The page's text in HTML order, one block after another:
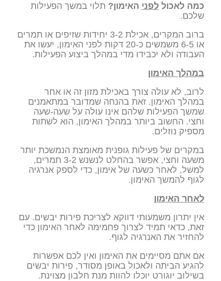
כמה לאכוללפני האימון? תלוי במשך הפעילות
שלכם.
ברוב המקרים, אכילת 3-2 יחידות שזיפים או תמרים
או 6-5 משמשים כ-20 דקות לפני האימון, יעשו את
העבודה ולא יכבידו מדי במהלך ביצוע הפעילות.
במהלך האימון
לרוב, לא עולה צורך באכילת מזון זה או אחר
במהלך האימון. זאת בהנחה שמדובר במתאמנים
שמשך הפעילות שלהם אינו עולה על שעה-שעה
וחצי. החשוב ביותר במהלך האימון, הוא לשתות
מספיק נוזלים.
במקרים של פעילות גופנית מאומצת הנמשכת יותר
משעה וחצי, אפשר בהחלט לנשנש 3-2 תמרים,
למשל, לאחר כשעה של אימון, כדי לספק אנרגיה
לגוף להמשך האימון.
לאחר האימון
אין יתרון משמעותי דווקא לצריכת פירות יבשים. עם
זאת, כדאי תמיד לצרוך פחמימה לאחר האימון כדי
להחזיר את האנרגיה לגוף.
אם אתם מסיימים את האימון ואין לכם אפשרות
להגיע הביתה ולאכול באופן מסודר, פירות יבשים
בשילוב יוגורט יוכלו להוות מנת חלבון מצוינת.